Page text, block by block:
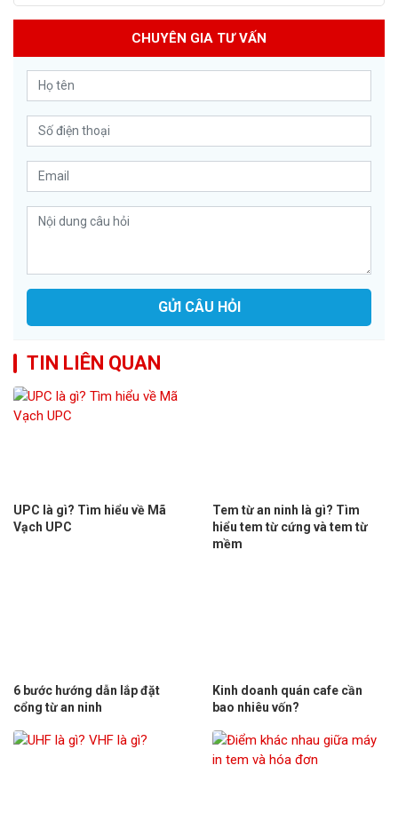
CHUYÊN GIA TƯ VẤN
GỬI CÂU HỎI
TIN LIÊN QUAN
UPC là gì? Tìm hiểu về Mã
Vạch UPC
Tem từ an ninh là gì? Tìm
hiểu tem từ cứng và tem từ
mềm
6 bước hướng dẫn lắp đặt
cổng từ an ninh
Kinh doanh quán cafe cần
bao nhiêu vốn?